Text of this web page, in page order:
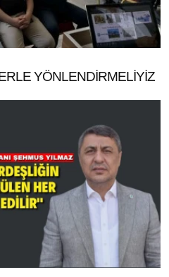
YÖNLENDİRMELİYİZ